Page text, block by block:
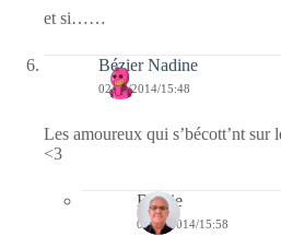
et si……
Bézier Nadine
02/06/2014/15:48
Les amoureux qui s’bécott’nt
<3
Bernie
02/06/2014/15:58